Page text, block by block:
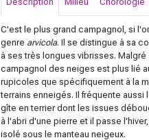
C'est le plus grand campagnol, si
genre arvicola. Il se distingue à sa
à ses très longues vibrisses. Malgré
campagnol des neiges est plus lié
rupicoles que spécifiquement à la
terrains enneigés. Il fréquente aussi
gîte en terrier dont les issues
à l'abri d'une pierre et il passe
isolé sous le manteau neigeux.